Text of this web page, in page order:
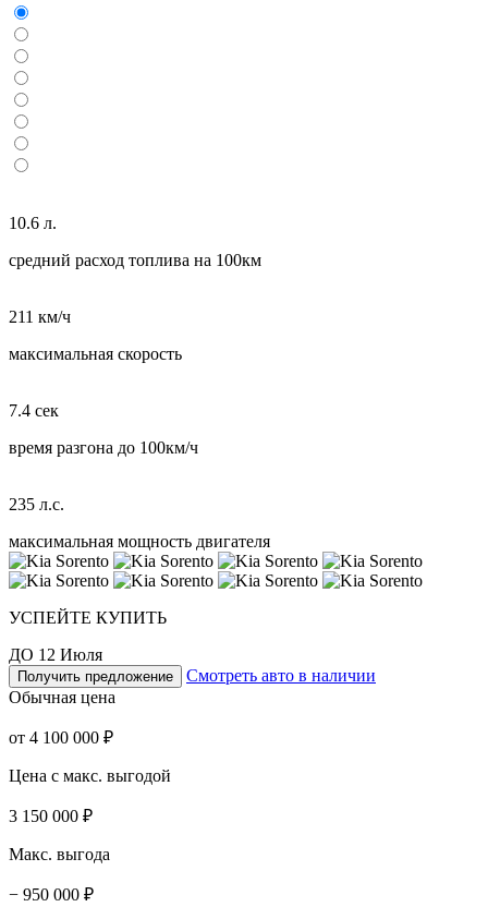
10.6 л.
средний расход топлива на 100км
211 км/ч
максимальная скорость
7.4 сек
время разгона до 100км/ч
235 л.с.
максимальная мощность двигателя
УСПЕЙТЕ КУПИТЬ
ДО 12 Июля
Получить предложение
Смотреть авто в наличии
Обычная цена
от 4 100 000 ₽
Цена с макс. выгодой
3 150 000 ₽
Макс. выгода
− 950 000 ₽